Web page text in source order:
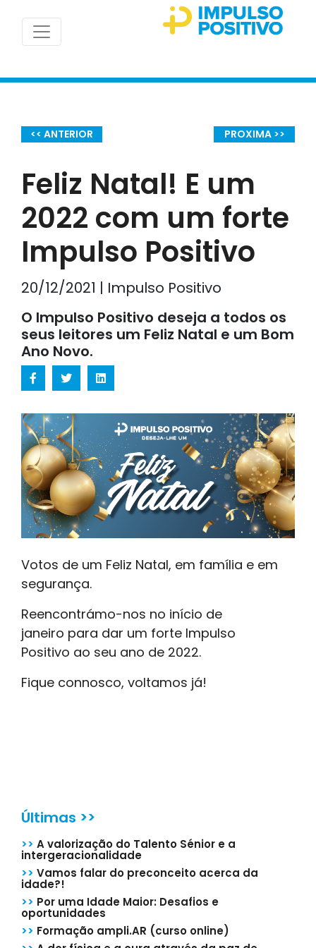
<< ANTERIOR PROXIMA >>
Feliz Natal! E um
2022 com um forte
Impulso Positivo
20/12/2021 | Impulso Positivo
O Impulso Positivo deseja a todos os
seus leitores um Feliz Natal e um Bom
Ano Novo.
Votos de um Feliz Natal, em família e em
segurança.
Reencontrámo-nos no início de
janeiro para dar um forte Impulso
Positivo ao seu ano de 2022.
Fique connosco, voltamos já!
Últimas >>
>> A valorização do Talento Sénior e a
intergeracionalidade
>> Vamos falar do preconceito acerca da
idade?!
>> Por uma Idade Maior: Desafios e
oportunidades
>> Formação ampli.AR (curso online)